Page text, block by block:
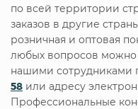
по всей территории
заказов в другие
розничная и оптовая
любых вопросов можно
нашими сотрудниками
58 или адресу
Профессиональные